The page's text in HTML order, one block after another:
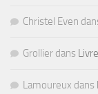
Christel Even
Grollier dans
Lamoureux dans